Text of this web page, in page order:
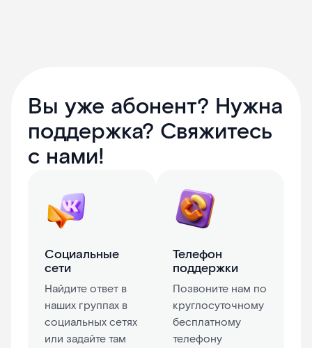
Вы уже абонент? Нужна
поддержка? Свяжитесь
с нами!
Социальные
сети
Найдите ответ в
наших группах в
социальных сетях
или задайте там
Телефон
поддержки
Позвоните нам по
круглосуточному
бесплатному
телефону